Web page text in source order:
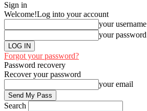
Sign in
Welcome!Log into your account
your username
your password
Forgot your password?
Password recovery
Recover your password
your email
Search